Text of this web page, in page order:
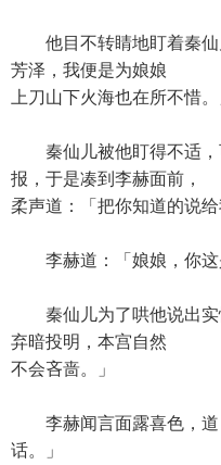
他目不转睛地盯着秦仙
芳泽，我便是为娘娘
上刀山下火海也在所不惜。
秦仙儿被他盯得不适，
报，于是凑到李赫面前，
柔声道：「把你知道的说给
李赫道：「娘娘，你这
秦仙儿为了哄他说出实
弃暗投明，本宫自然
不会吝啬。」
李赫闻言面露喜色，道
话。」